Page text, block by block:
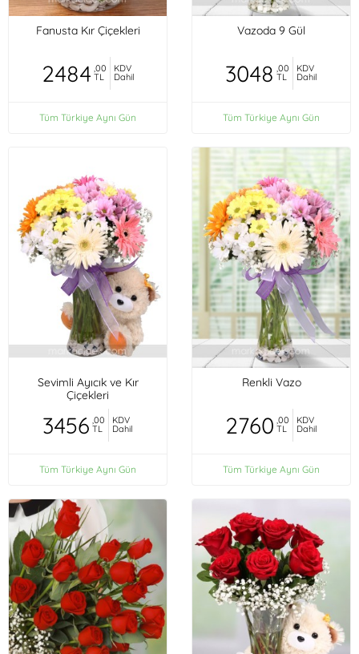
Fanusta Kır Çiçekleri
2484 ,00
TL
KDV
Dahil
Tüm Türkiye Aynı Gün
Vazoda 9 Gül
3048 ,00
TL
KDV
Dahil
Tüm Türkiye Aynı Gün
Sevimli Ayıcık ve Kır
Çiçekleri
3456 ,00
TL
KDV
Dahil
Tüm Türkiye Aynı Gün
Renkli Vazo
2760 ,00
TL
KDV
Dahil
Tüm Türkiye Aynı Gün